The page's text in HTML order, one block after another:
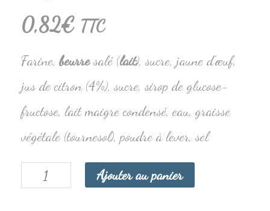
0,82€ TTC
Farine,beurresalé (lait), sucre, jaune d’œuf,
jus de citron (4%), sucre, sirop de glucose-
fructose, lait maigre condensé, eau, graisse
végétale (tournesol), poudre à lever, sel
Ajouter au panier